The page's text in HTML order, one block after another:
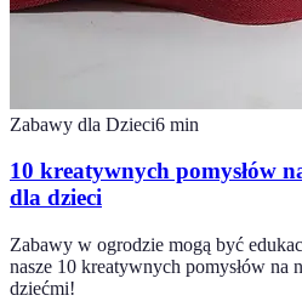
Zabawy dla Dzieci6 min
10 kreatywnych pomysłów
dla dzieci
Zabawy w ogrodzie mogą być
nasze 10 kreatywnych pomysłów na
dziećmi!